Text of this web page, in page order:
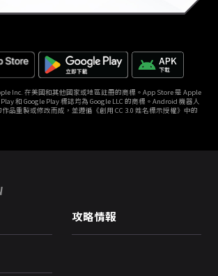
Inc. 在美國和其他國家或地區註冊的商標。App Store 是 Apple
和 Google Play 標誌均為 Google LLC 的商標。Android 機器人
品重製或修改而成，並遵循《創用 CC 3.0 姓名標示授權》中的
攻略情報